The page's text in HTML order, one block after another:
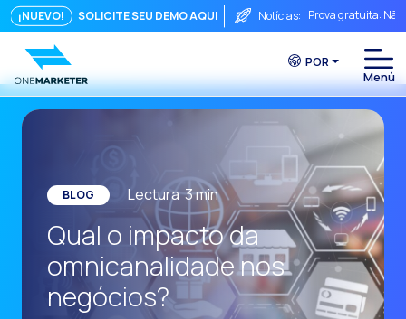
¡NUEVO! SOLICITE SEU DEMO AQUI Notícias: Prova gratuita:
Touchpoints: A
Do chat à
A conversa
Integrar não é
O ROI de uma
Conversational
WhatsApp não é
O fim do funil
Maximizando o
POR
BLOG Lectura 3min
Qual o impacto da
omnicanalidade nos
negócios?